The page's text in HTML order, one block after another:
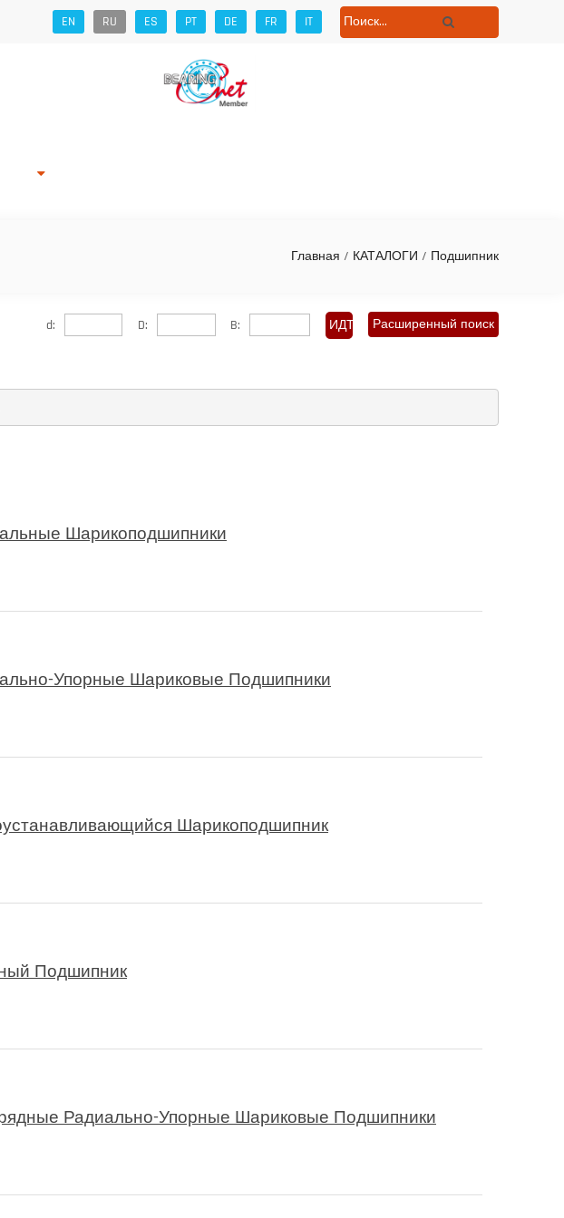
EN RU ES PT DE FR IT
Главная / КАТАЛОГИ / Подшипник
d: D: B: Расширенный поиск
Шарикоподшипники
Упорные Шариковые Подшипники
Шарикоподшипник
Подшипник
Радиально-Упорные Шариковые Подшипники